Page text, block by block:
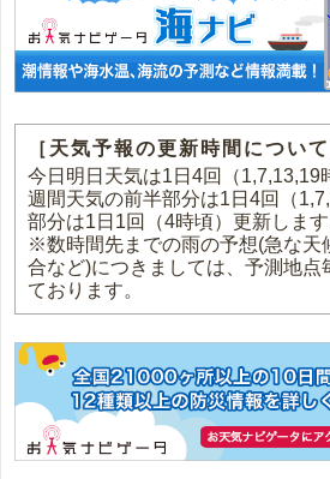
［天気予報の更新時間について
今日明日天気は1日4回（1,7,13,19
週間天気の前半部分は1日4回（
部分は1日1回（4時頃）更新します
※数時間先までの雨の予想(急な天
合など)につきましては、予測地点
ております。